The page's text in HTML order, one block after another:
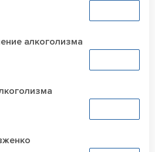
алкоголизма